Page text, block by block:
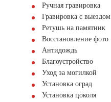
Ручная гравировка
Гравировка с выездом
Ретушь на памятник
Восстановление фото
Антидождь
Благоустройство
Уход за могилкой
Установка оград
Установка цоколя